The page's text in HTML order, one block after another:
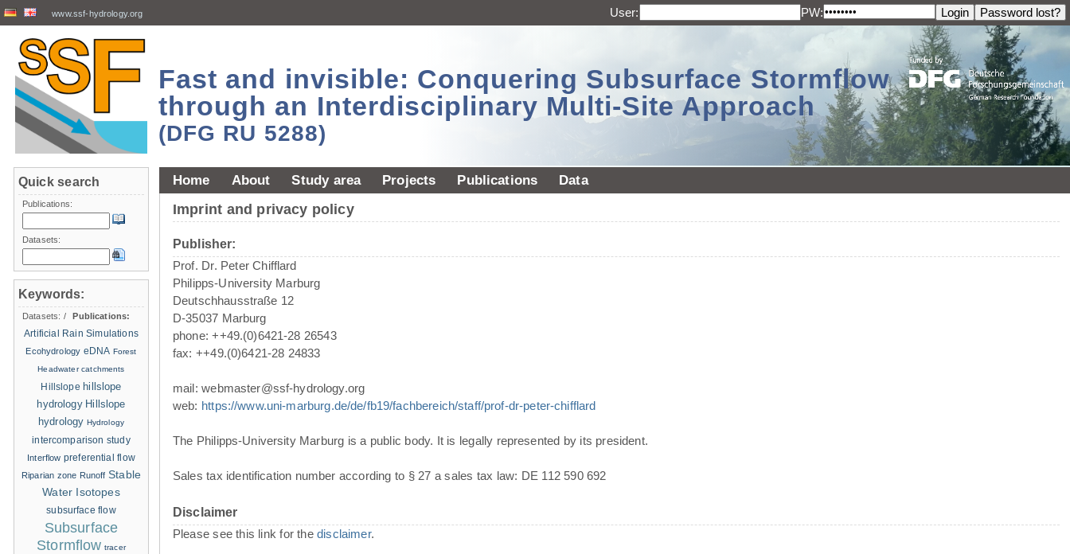
www.ssf-hydrology.org User: PW:
Fast and invisible: Conquering Subsurface Stormflow
through an Interdisciplinary Multi-Site Approach
(DFG RU 5288)
Home About Study area Projects Publications Data
Imprint and privacy policy
Publisher:
Prof. Dr. Peter Chifflard
Philipps-University Marburg
Deutschhausstraße 12
D-35037 Marburg
phone: ++49.(0)6421-28 26543
fax: ++49.(0)6421-28 24833
mail: webmaster@ssf-hydrology.org
web: https://www.uni-marburg.de/de/fb19/fachbereich/staff/prof-dr-peter-chifflard
The Philipps-University Marburg is a public body. It is legally represented by its president.
Sales tax identification number according to § 27 a sales tax law: DE 112 590 692
Disclaimer
Please see this link for thedisclaimer.
Quick search
Publications:
Datasets:
Keywords:
Datasets: /
Publications:
Artificial Rain Simulations
Ecohydrology eDNA Forest
Headwater catchments
Hillslope hillslope
hydrology Hillslope
hydrology Hydrology
intercomparison study
Interflow preferential flow
Riparian zone Runoff Stable
Water Isotopes
subsurface flow
Subsurface
Stormflow tracer